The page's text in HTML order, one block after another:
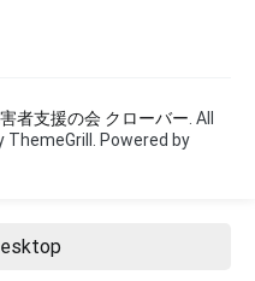
者支援の会 クローバー . All
ThemeGrill. Powered by